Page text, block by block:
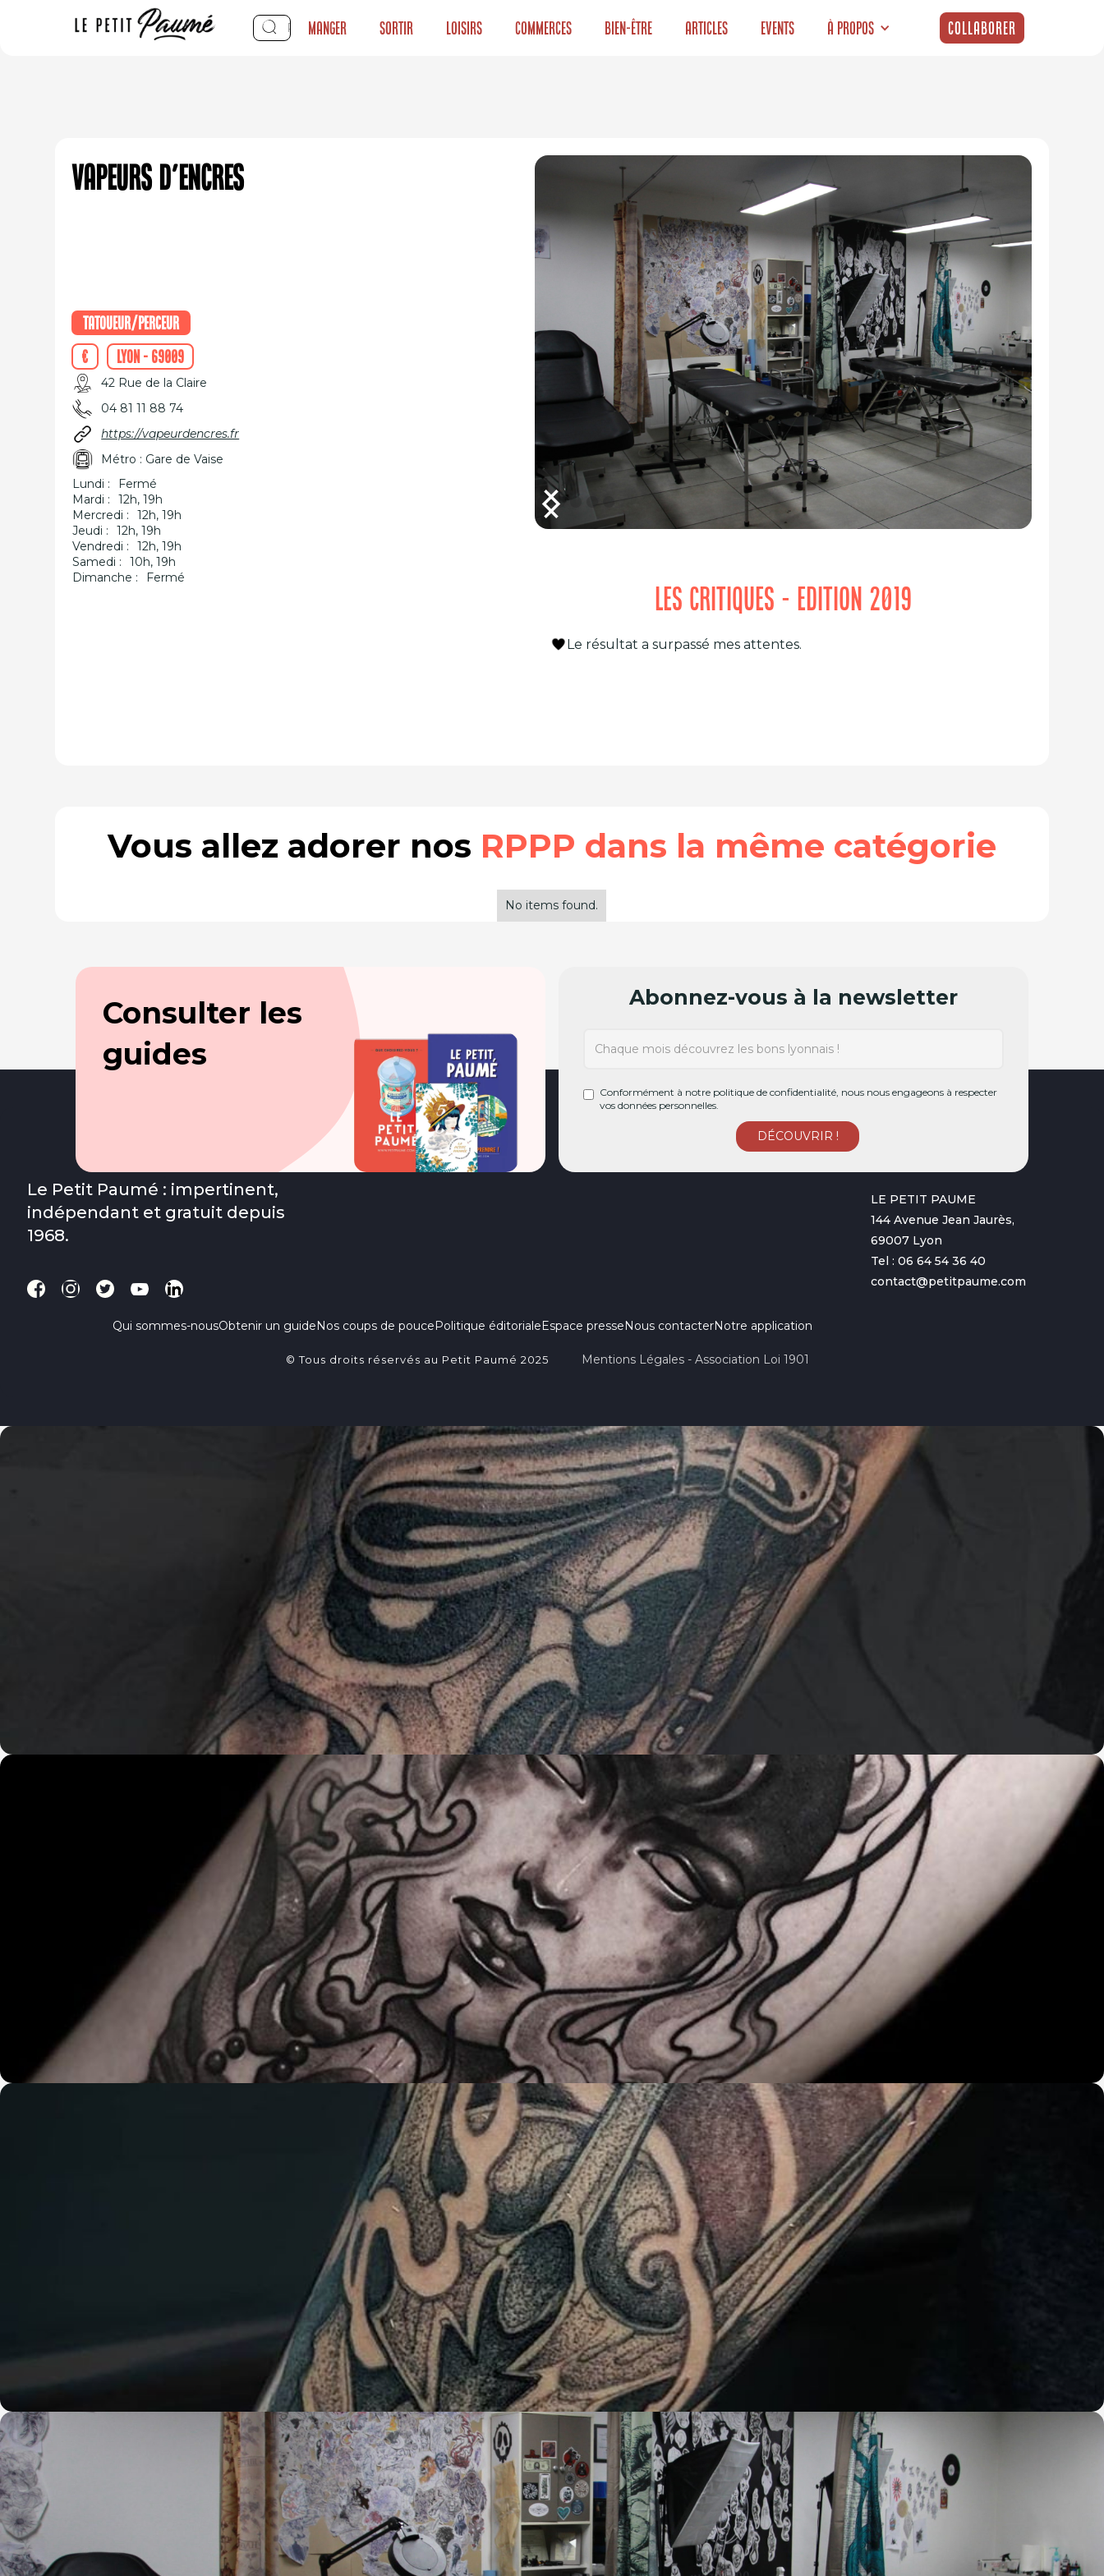
Manger Sortir Loisirs Commerces Bien-être Articles Events À propos Collaborer
Vapeurs d'Encres
Tatoueur/perceur
€
Lyon - 69009
42 Rue de la Claire
04 81 11 88 74
https://vapeurdencres.fr
Métro : Gare de Vaise
Lundi :
Fermé
Mardi :
12h, 19h
Mercredi :
12h, 19h
Jeudi :
12h, 19h
Vendredi :
12h, 19h
Samedi :
10h, 19h
Dimanche :
Fermé
LES CRITIQUES - EDITION 2019
Le résultat a surpassé mes attentes.
Vous allez adorer nos RPPP dans la même catégorie
No items found.
Consulter les
guides
Abonnez-vous à la newsletter
Conformément à notre politique de confidentialité, nous nous engageons à respecter
vos données personnelles.
Le Petit Paumé : impertinent,
indépendant et gratuit depuis
1968.
Qui sommes-nousObtenir un guideNos coups de poucePolitique éditorialeEspace presseNous contacterNotre application
LE PETIT PAUME
144 Avenue Jean Jaurès,
69007 Lyon
Tel : 06 64 54 36 40
contact@petitpaume.com
© Tous droits réservés au Petit Paumé 2025 Mentions Légales - Association Loi 1901